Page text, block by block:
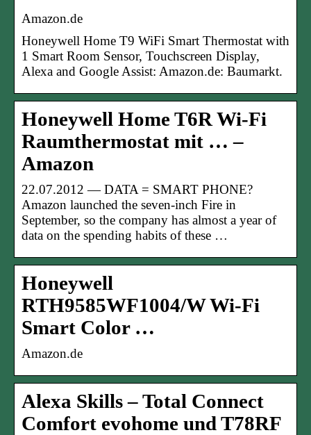
Amazon.de
Honeywell Home T9 WiFi Smart Thermostat with
1 Smart Room Sensor, Touchscreen Display,
Alexa and Google Assist: Amazon.de: Baumarkt.
Honeywell Home T6R Wi-Fi
Raumthermostat mit … –
Amazon
22.07.2012 — DATA = SMART PHONE?
Amazon launched the seven-inch Fire in
September, so the company has almost a year of
data on the spending habits of these …
Honeywell
RTH9585WF1004/W Wi-Fi
Smart Color …
Amazon.de
Alexa Skills – Total Connect
Comfort evohome und T78RF